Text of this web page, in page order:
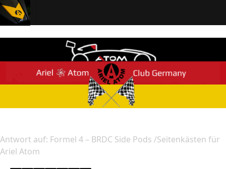
Antwort auf: Formel 4 – BRDC Side Pods /Seitenkästen für
Ariel Atom